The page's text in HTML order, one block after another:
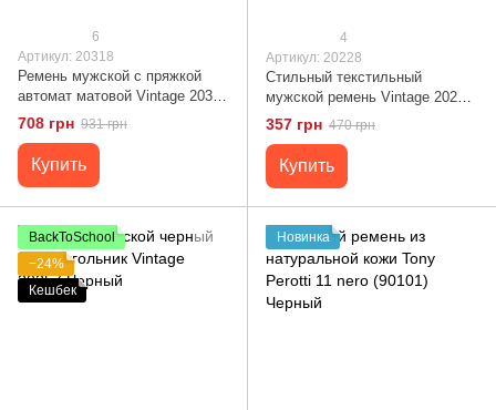
6
Артикул: 20318
Ремень мужской с пряжкой
автомат матовой Vintage 20318
Черный
708 грн 931 грн
Купить
4
Артикул: 20228
Стильный текстильный
мужской ремень Vintage 20228
Черный
357 грн 470 грн
Купить
BackToSchool
−24%
Кешбек
Новинка